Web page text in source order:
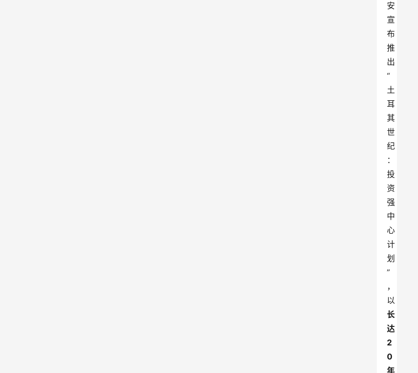
安
宣
布
推
出
“
土
耳
其
世
纪
：
投
资
强
中
心
计
划
”
，
以
长
达
2
0
年